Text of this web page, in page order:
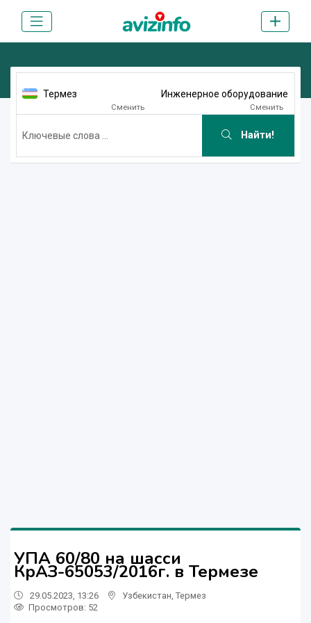
Термез
Сменить
Инженерное оборудование
Сменить
Найти!
УПА 60/80 на шасси
КрАЗ-65053/2016г. в Термезе
29.05.2023, 13:26 Узбекистан Термез
Просмотров: 52